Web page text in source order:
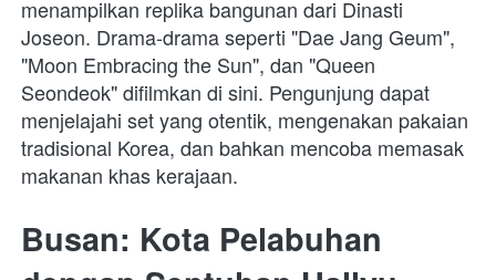
menampilkan replika bangunan dari Dinasti
Joseon. Drama-drama seperti "Dae Jang Geum",
"Moon Embracing the Sun", dan "Queen
Seondeok" difilmkan di sini. Pengunjung dapat
menjelajahi set yang otentik, mengenakan pakaian
tradisional Korea, dan bahkan mencoba memasak
makanan khas kerajaan.
Busan: Kota Pelabuhan